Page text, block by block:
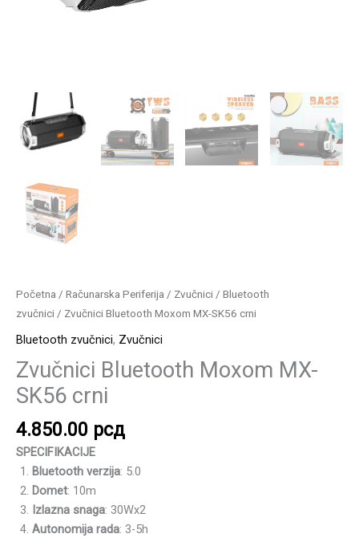
Početna / Računarska Periferija / Zvučnici / Bluetooth
zvučnici / Zvučnici Bluetooth Moxom MX-SK56 crni
Bluetooth zvučnici, Zvučnici
Zvučnici Bluetooth Moxom MX-
SK56 crni
4.850.00 рсд
SPECIFIKACIJE
Bluetooth verzija: 5.0
Domet: 10m
Izlazna snaga: 30Wx2
Autonomija rada: 3-5h